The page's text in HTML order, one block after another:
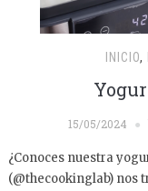
INICIO,
15/05/2024
¿Conoces nuestra
(@thecookinglab) nos